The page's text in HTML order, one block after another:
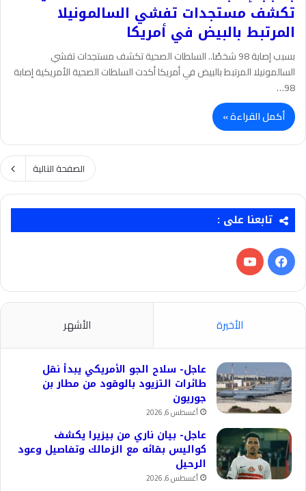
تكشف مستجدات تفشي السالمونيلا
المرتبط بالبيض في أمريكا
بسبب إصابة 98 شخصًا.. السلطات الصحية تكشف مستجدات تفشي
السالمونيلا المرتبط بالبيض في أمريكا أكدت السلطات الصحية الأمريكية إصابة
98…
أكمل القراءة »
الصفحة التالية
تابعنا على :
فيسبوك‫YouTube
الأخيرة الأشهر
عاجل- سلاح الجو الأمريكي يبدأ نقل
طائرات التزيود بالوقود من مطار بن
جوريون
أغسطس 6, 2026
عاجل- بيان ناري من بيزيرا يكشف
كواليس بقائه مع الزمالك وتفاصيل وعود
الرحيل
أغسطس 6, 2026